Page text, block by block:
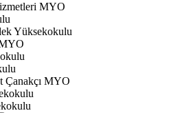
MYO
Yüksekokulu
Çanakçı MYO